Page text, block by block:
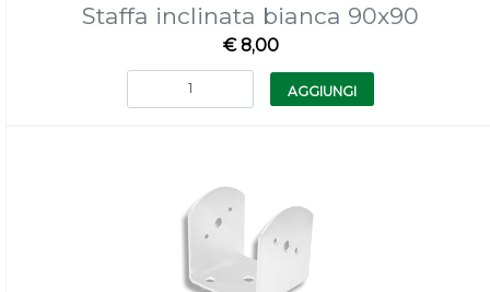
Staffa inclinata bianca 90x90
€ 8,00
Quantità
AGGIUNGI